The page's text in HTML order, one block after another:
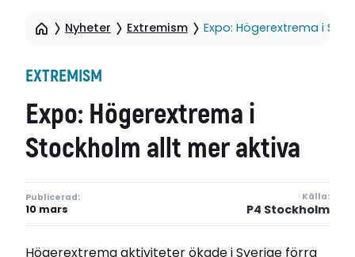
Nyheter Extremism Expo: Högerextrema i
EXTREMISM
Expo: Högerextrema i
Stockholm allt mer aktiva
Publicerad:
10 mars
Källa:
P4 Stockholm
Högerextrema aktiviteter ökade i Sverige förra